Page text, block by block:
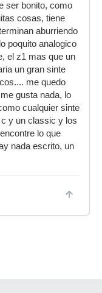
ser bonito, como
cosas, tiene
aburriendo
poquito analogico
el z1 mas que un
un gran sinte
me quedo
gusta nada, lo
cualquier sinte
y un classic y los
lo que
nada escrito, un